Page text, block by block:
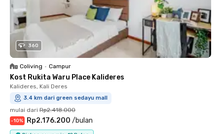
360
Coliving • Campur
Kost Rukita Waru Place Kalideres
Kalideres, Kali Deres
3.4 km dari green sedayu mall
mulai dari Rp2.418.000
-10% Rp2.176.200 /bulan